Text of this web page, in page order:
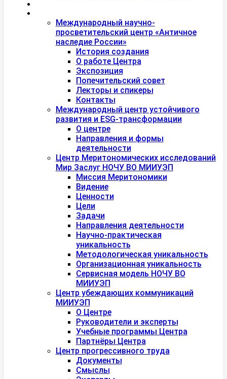
Международный научно-
просветительский центр «Античное
наследие России»
История создания
О работе Центра
Экспозиция
Попечительский совет
Лекторы и спикеры
Контакты
Международный центр устойчивого
развития и ESG-трансформации
О центре
Направления и формы
деятельности
Центр Меритономических исследований
Мир Заслуг НОЧУ ВО МИИУЭП
Миссия Меритономики
Видение
Ценности
Цели
Задачи
Направления деятельности
Научно-практическая
уникальность
Методологическая уникальность
Организационная уникальность
Сервисная модель НОЧУ ВО
МИИУЭП
Центр убеждающих коммуникаций
МИИУЭП
О Центре
Руководители и эксперты
Учебные программы Центра
Партнёры Центра
Центр прогрессивного труда
Документы
Смыслы